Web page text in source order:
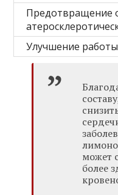
Предотвращение
Улучшение
может
более